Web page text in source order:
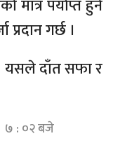
मात्र पर्याप्त हुने
गर्छ ।
यसले दाँत सफा र
७ : ०२ बजे